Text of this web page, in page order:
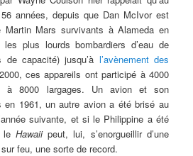
années, depuis que Dan McIvor est
Martin Mars survivants à Alameda en
plus lourds bombardiers d’eau de
de capacité) jusqu’à l’avènement des
ces appareils ont participé à 4000
à 8000 largages. Un avion et son
en 1961, un autre avion a été brisé au
suivante, et si le Philippine a été
le Hawaiipeut, lui, s’enorgueillir d’une
feu, une sorte de record.